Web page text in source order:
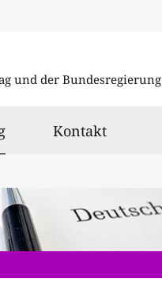
und der Bundesregierung
ausgewählt
Kontakt